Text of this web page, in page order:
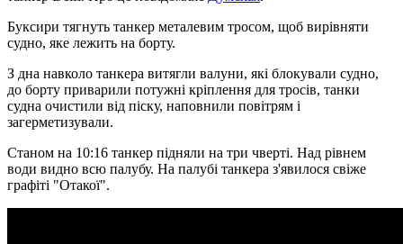
Буксири тягнуть танкер металевим тросом, щоб вирівняти
судно, яке лежить на борту.
З дна навколо танкера витягли валуни, які блокували судно,
до борту приварили потужні кріплення для тросів, танки
судна очистили від піску, наповнили повітрям і
загерметизували.
Станом на 10:16 танкер підняли на три чверті. Над рівнем
води видно всю палубу. На палубі танкера з'явилося свіже
графіті "Отакої".